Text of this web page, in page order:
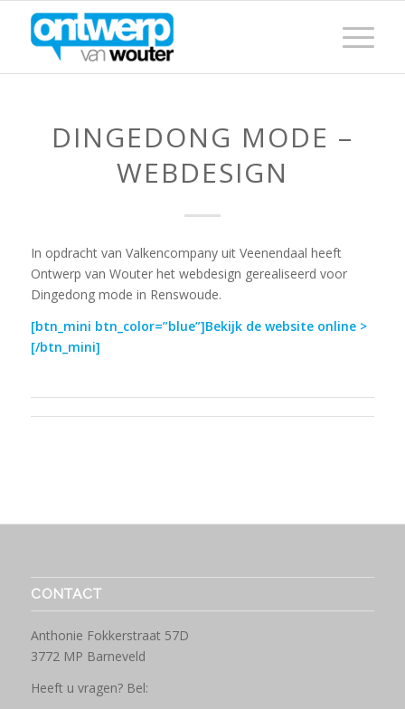
DINGEDONG MODE –
WEBDESIGN
In opdracht van Valkencompany uit Veenendaal heeft
Ontwerp van Wouter het webdesign gerealiseerd voor
Dingedong mode in Renswoude.
[btn_mini btn_color=”blue”]Bekijk de website online >
[/btn_mini]
CONTACT
Anthonie Fokkerstraat 57D
3772 MP Barneveld
Heeft u vragen? Bel: